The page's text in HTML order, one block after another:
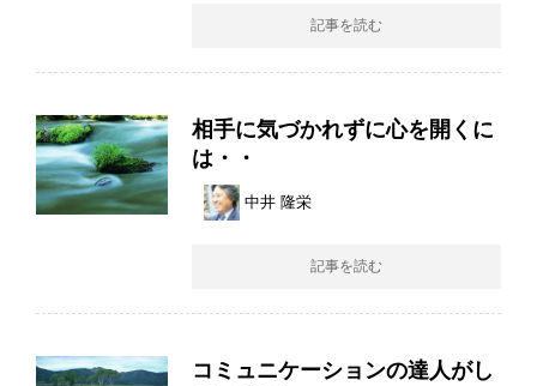
記事を読む
相手に気づかれずに心を開くに
は・・
中井 隆栄
記事を読む
コミュニケーションの達人がし